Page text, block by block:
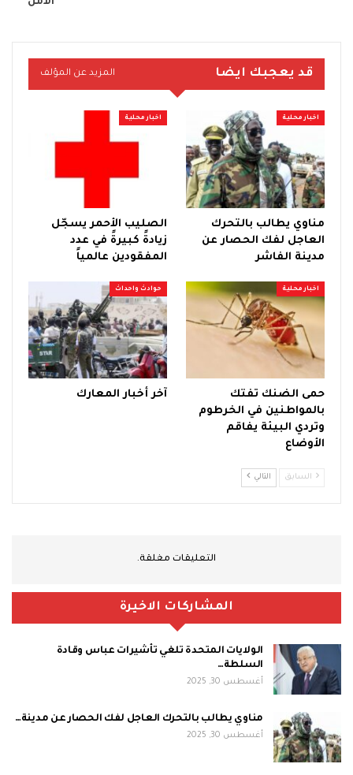
قد يعجبك ايضا المزيد عن المؤلف
اخبار محلية
مناوي يطالب بالتحرك
العاجل لفك الحصار عن
مدينة الفاشر
اخبار محلية
الصليب الأحمر يسجّل
زيادةً كبيرةً في عدد
المفقودين عالمياً
اخبار محلية
حمى الضنك تفتك
بالمواطنين في الخرطوم
وتردي البيئة يفاقم
الأوضاع
حوادث واحداث
آخر أخبار المعارك
السابق التالي
التعليقات مغلقة.
المشاركات الاخيرة
الولايات المتحدة تلغي تأشيرات عباس وقادة
السلطة…
أغسطس 30, 2025
مناوي يطالب بالتحرك العاجل لفك الحصار عن مدينة…
أغسطس 30, 2025